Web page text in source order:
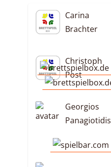
Carina
Brachter
Christoph
Post
Georgios
Panagiotidis